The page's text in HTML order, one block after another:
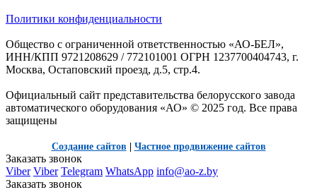
Политики конфиденциальности
Общество с ограниченной ответственностью «АО-БЕЛ»,
ИНН/КПП 9721208629 / 772101001 ОГРН 1237700404743, г.
Москва, Остаповский проезд, д.5, стр.4.
Официальный сайт представительства белорусского завода
автоматического оборудования «АО» © 2025 год. Все права
защищены
Создание сайтов Частное продвижение сайтов
Заказать звонок
Viber Viber Telegram WhatsApp info@ao-z.by
Заказать звонок